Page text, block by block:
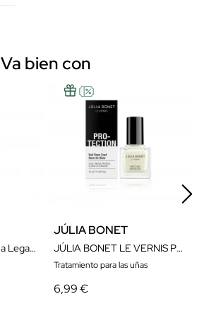
Va bien con
Julia Bonet Le Vernis a Legacy Of Beauty
JÚLIA BONET
JÚLIA BONET LE VERNIS PROTECTIONS
Tratamiento para las uñas
6,99 €